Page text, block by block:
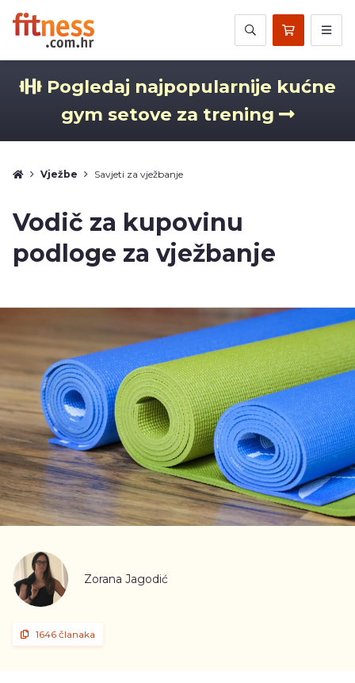
Pogledaj najpopularnije kućne
gym setove za trening
Vježbe Savjeti za vježbanje
Vodič za kupovinu
podloge za vježbanje
Zorana Jagodić
1646 članaka